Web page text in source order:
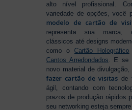
alto nível profissional.
variedade de opções, você
modelo de cartão de
representa sua marca,
clássicos até designs
como oCartão Holográfico
Cantos Arredondados. E se
novo material de
fazer cartão de visitas de
ágil, contando com
prazos de produção rápidos
seu networking esteja